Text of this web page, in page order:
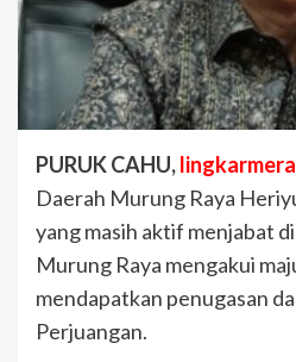
PURUK CAHU,
Daerah Murung Raya
yang masih aktif menjabat
Murung Raya mengakui
mendapatkan penugasan
Perjuangan.